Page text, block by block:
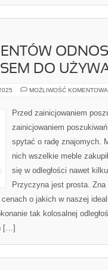
DO
MOŻLIWOŚĆ
Przed zainicjowaniem
zainicjowaniem
spytać o radę znajomych.
nich wszelkie meble
się w odległości nawet
Przyczyna jest prosta.
o jakich w naszej
tak kolosalnej
[…]